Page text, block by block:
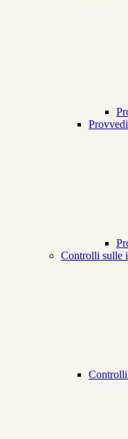
Controlli sulle
Controlli